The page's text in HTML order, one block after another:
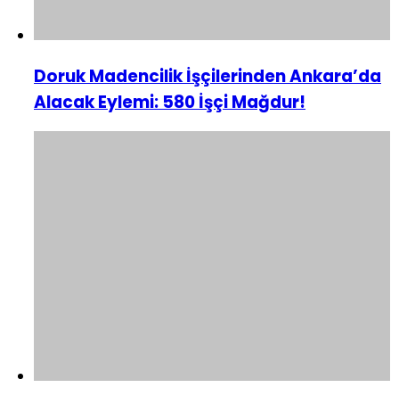
Doruk Madencilik İşçilerinden Ankara’da
Alacak Eylemi: 580 İşçi Mağdur!